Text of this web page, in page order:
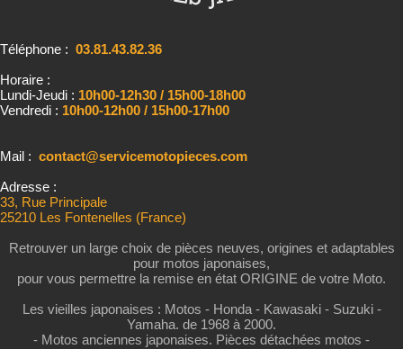
Téléphone : 03.81.43.82.36
Horaire :
Lundi-Jeudi : 10h00-12h30 / 15h00-18h00
Vendredi : 10h00-12h00 / 15h00-17h00
Mail : contact@servicemotopieces.com
Adresse :
33, Rue Principale
25210 Les Fontenelles (France)
Retrouver un large choix de pièces neuves, origines et adaptables
pour motos japonaises,
pour vous permettre la remise en état ORIGINE de votre Moto.
Les vieilles japonaises : Motos - Honda - Kawasaki - Suzuki -
Yamaha. de 1968 à 2000.
- Motos anciennes japonaises. Pièces détachées motos -